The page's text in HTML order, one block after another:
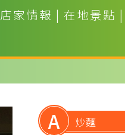
店家情報 | 在地景點 |
A 炒麵